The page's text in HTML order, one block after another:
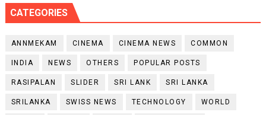
CATEGORIES
ANNMEKAM CINEMA CINEMA NEWS COMMON
INDIA NEWS OTHERS POPULAR POSTS
RASIPALAN SLIDER SRI LANK SRI LANKA
SRILANKA SWISS NEWS TECHNOLOGY WORLD